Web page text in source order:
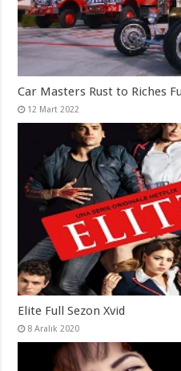
Car Masters Rust to Riches
12 Mart 2022
Elite Full Sezon Xvid
8 Aralık 2020